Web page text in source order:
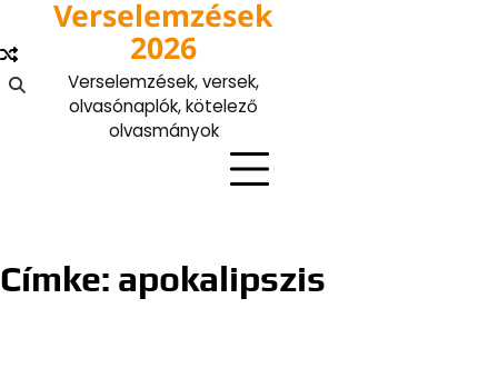
content
Verselemzések
2026
Verselemzések, versek,
olvasónaplók, kötelező
olvasmányok
Címke: apokalipszis